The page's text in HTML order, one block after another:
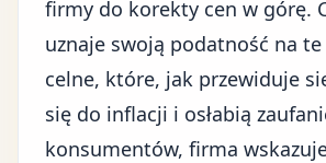
firmy do korekty cen w górę.
uznaje swoją podatność na
celne, które, jak przewiduje
się do inflacji i osłabią
konsumentów, firma